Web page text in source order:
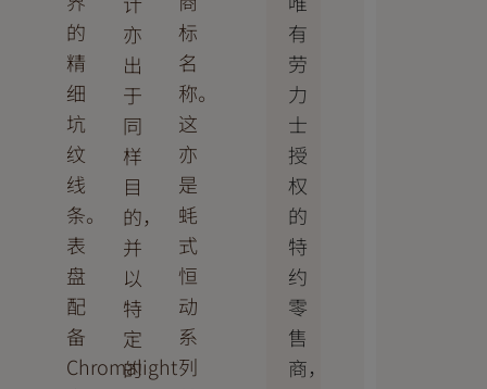
的
精
细
坑
纹
线
条。
表
盘
配
备
Chromalight
亦
出
于
同
样
目
的，
并
以
特
定
的
标
名
称。
这
亦
是
蚝
式
恒
动
系
列
有
劳
力
士
授
权
的
特
约
零
售
商，